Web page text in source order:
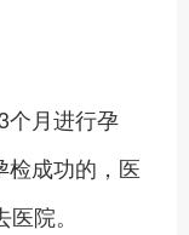
个月进行孕
检成功的，医
院。